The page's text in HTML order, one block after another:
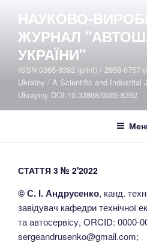
вмісту
НАУКОВО-
ЖУРНАЛ
УКРАЇНИ"
ISSN 0365-8392 (print) / 2958-0757
Ukraïny / A Scientific and Industrial
Ukrayiny DOI:10.33868/0365-8392
СТАТТЯ 3 № 2'2022
© С. І. Андрусенко, канд.
завідувач кафедри технічної
та автосервісу, ORCID: 0000-
sergeandrusenko@gmail.com;